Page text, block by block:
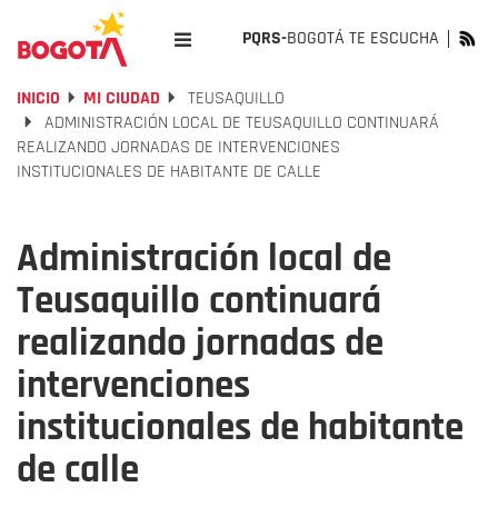
PQRS-BOGOTÁ TE ESCUCHA
INICIO MI CIUDAD
TEUSAQUILLO
ADMINISTRACIÓN LOCAL DE TEUSAQUILLO CONTINUARÁ
REALIZANDO JORNADAS DE INTERVENCIONES
INSTITUCIONALES DE HABITANTE DE CALLE
Administración local de
Teusaquillo continuará
realizando jornadas de
intervenciones
institucionales de habitante
de calle